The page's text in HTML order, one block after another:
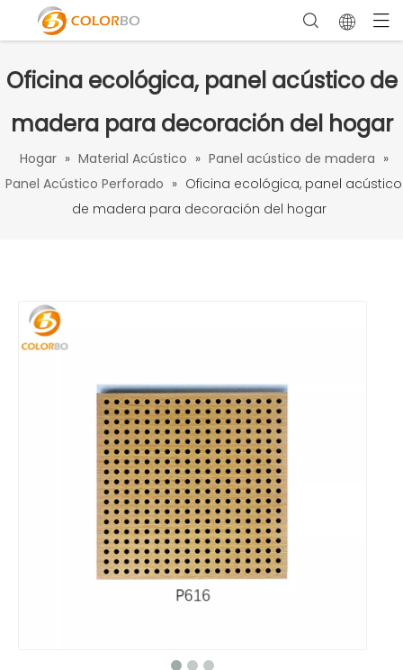
Oficina ecológica, panel acústico de
madera para decoración del hogar
Hogar » Material Acústico » Panel acústico de madera »
Panel Acústico Perforado » Oficina ecológica, panel acústico
de madera para decoración del hogar